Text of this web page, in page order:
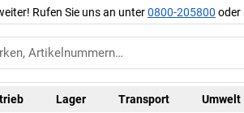
Rufen Sie uns an unter0800-205800 oder
Lager Transport Umwelt